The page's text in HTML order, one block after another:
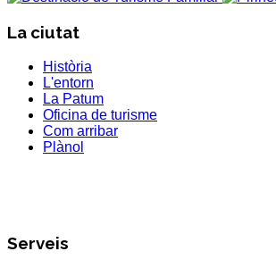
La ciutat
Història
L'entorn
La Patum
Oficina de turisme
Com arribar
Plànol
Serveis